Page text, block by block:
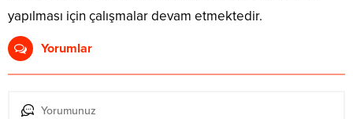
yapılması için çalışmalar devam etmektedir.
Yorumlar